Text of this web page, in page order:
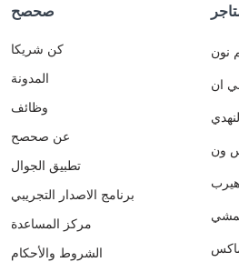
صحصح
كن شريكا
المدونة
وظائف
عن صحصح
تطبيق الجوال
برنامج الاصدار التجريبي
مركز المساعدة
الشروط والأحكام
نون
ان
ون